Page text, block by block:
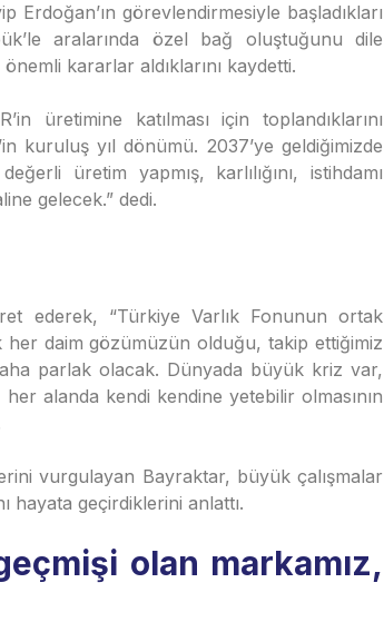
Erdoğan’ın görevlendirmesiyle başladıkları
aralarında özel bağ oluştuğunu dile
kararlar aldıklarını kaydetti.
üretimine katılması için toplandıklarını
kuruluş yıl dönümü. 2037’ye geldiğimizde
üretim yapmış, karlılığını, istihdamı
gelecek.” dedi.
ederek, “Türkiye Varlık Fonunun ortak
her daim gözümüzün olduğu, takip ettiğimiz
parlak olacak. Dünyada büyük kriz var,
alanda kendi kendine yetebilir olmasının
vurgulayan Bayraktar, büyük çalışmalar
hayata geçirdiklerini anlattı.
olan markamız,